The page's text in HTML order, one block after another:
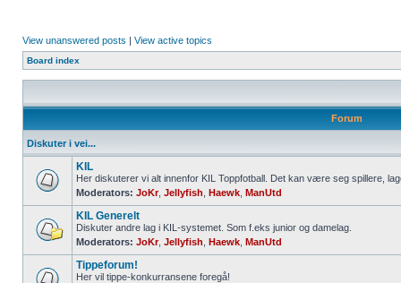
View unanswered posts | View active topics
Board index
Forum
Diskuter i vei...
KIL
Her diskuterer vi alt innenfor KIL Toppfotball. Det kan være seg spillere,
Moderators: JoKr, Jellyfish Haewk ManUtd
KIL Generelt
Diskuter andre lag i KIL-systemet. Som f.eks junior og damelag.
Moderators: JoKr, Jellyfish Haewk ManUtd
Tippeforum!
Her vil tippe-konkurransene foregå!